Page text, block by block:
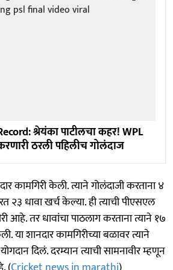
श्रेयंका पाटीलचा कहर! WPL
ठरली पहिलीच गोलंदाज
कामगिरी केली. त्याने गोलंदाजी करताना ४
२३ धावा खर्च केल्या. ही त्याची पीएसएल
आहे. तर धावांचा पाठलाग करताना त्याने १७
या शानदार कामगिरीच्या बळावर त्याने
दिलं. दरम्यान त्याची सामनावीर म्हणून